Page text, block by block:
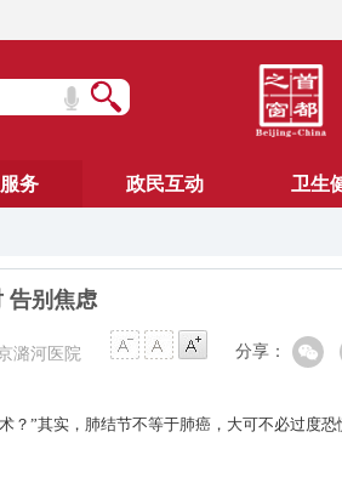
务 政民互动 卫生
告别焦虑
潞河医院 分享：
？”其实，肺结节不等于肺癌，大可不必过度